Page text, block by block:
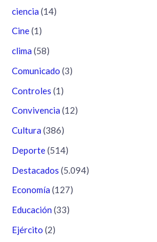
ciencia (14)
Cine(1)
clima (58)
Comunicado (3)
Controles (1)
Convivencia (12)
Cultura (386)
Deporte(514)
Destacados (5.094)
Economía (127)
Educación (33)
Ejército (2)